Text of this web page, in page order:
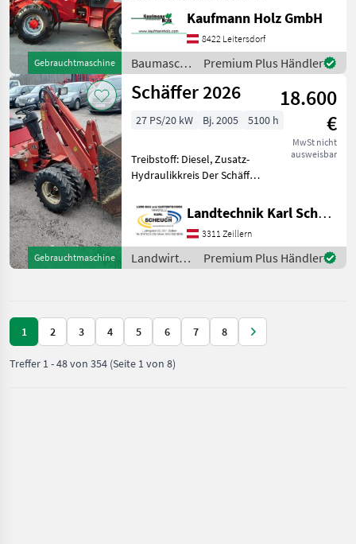
Gebrauchtmaschine
Tonnen Eigengewicht 2
Stufen Hydrostat 35km/h
74 KW Deutz Motor 5, 25
Meter
Kaufmann Holz GmbH
8422 Leitersdorf
Baumaschinen
/ Schäffer
Premium Plus Händler
Gebrauchtmaschine
Schäffer 2026
18.600
€
MwSt nicht
ausweisbar
27 PS/20 kW Bj. 2005 5100 h
Treibstoff: Diesel, Zusatz-
Hydraulikkreis Der Schäffer
Baujahr 2005, ist ein
vielseitiges und robustes
Arbeitsgerät, das sich ideal
für verschie
Landtechnik Karl Scheuch
3311 Zeillern
Landwirtsch.
Motorfahrzeuge
Premium Plus Händler
1 2 3 4 5 6 7 8
Treffer 1-48von 354 (Seite 1 von 8)